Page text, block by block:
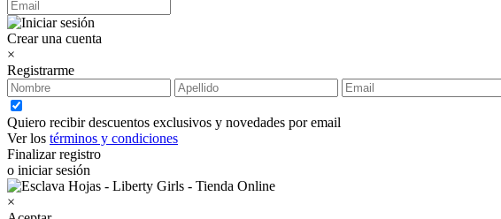
Crear una cuenta
×
Registrarme
Quiero recibir descuentos exclusivos y novedades por email
Ver los términos y condiciones
Finalizar registro
o iniciar sesión
×